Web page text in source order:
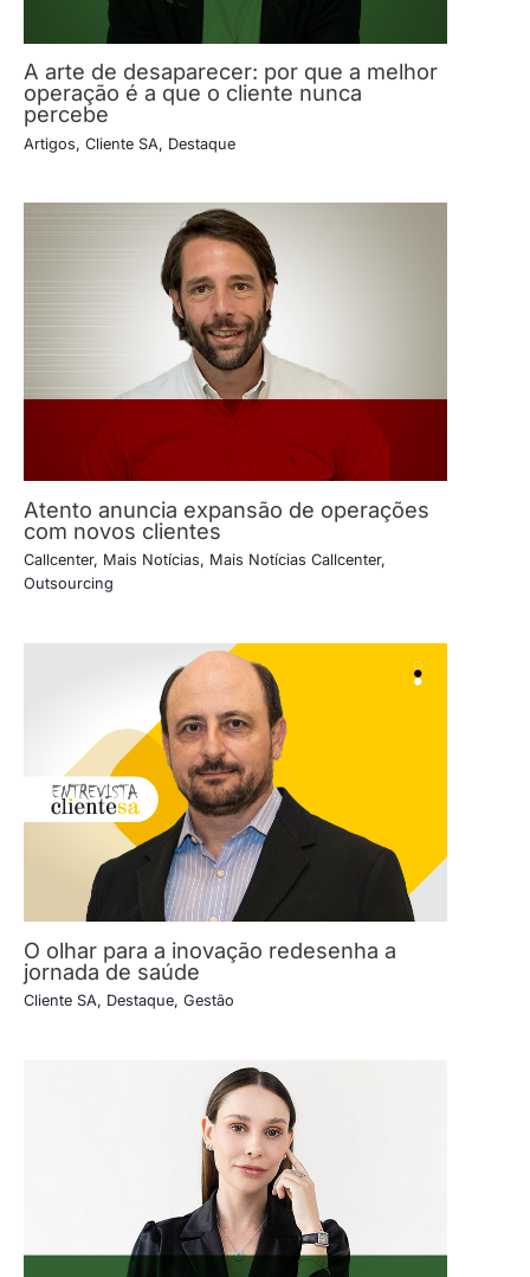
A arte de desaparecer: por que a melhor
operação é a que o cliente nunca
percebe
Artigos, Cliente SA, Destaque
Atento anuncia expansão de operações
com novos clientes
Callcenter, Mais Notícias, Mais Notícias Callcenter,
Outsourcing
O olhar para a inovação redesenha a
jornada de saúde
Cliente SA, Destaque, Gestão